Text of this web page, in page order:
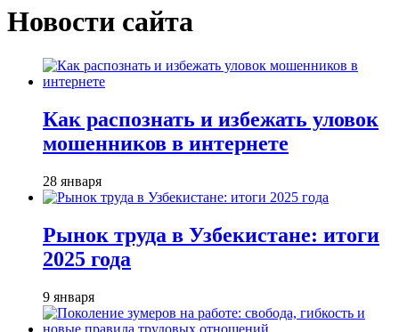
Новости сайта
Как распознать и избежать уловок
мошенников в интернете
28 января
Рынок труда в Узбекистане: итоги
2025 года
9 января